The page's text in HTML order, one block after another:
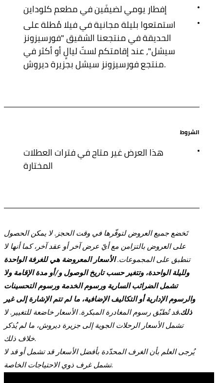
إفطار يومي لضيفَين في مطعم كلوداين
استمتعوا بليلة مجانية في فيلا مُطلة على
الحديقة في منتجعنا الشقيق "فورسيزونز
سيشل"، عند إقامتكم لستّ ليالٍ أو أكثر في
منتجع فورسيزونز سيشل بجزيرة ديروش.
الشروط
هذا العرض غير متاح في فترات العطلات
المختارة
تَخضع جميع العروض لتوفّرها في وقت الحجز. لا يمكن الحصول
على العروض بالتزامن مع أيّ عرض آخر أو عقد آخر، كما أنها لا
تنطبق على المجموعات.الأسعار المعروضة هي للغرفة الواحدة
ولليلة الواحدة، وتتغير حسب تاريخ الوصول و/أو مدة الإقامة ولا
تشمل الضرائب السارية ورسوم الخدمة ورسوم التحسينات
والرسوم الإدارية أو التكاليف الإضافية، ما لم تتم الإشارة إلى غير
ذلك.قد تُطبّق رسوم المغادرة المبكرة. الأسعار خاضعة للتغيير. لا
تشمل الأسعار الرحلات الجوية إلى جزيرة ديروش، ما لم يُذكر
خلاف ذلك.
يُرجى العلم بأن الغرف المحدّدة بأفضل الأسعار قد تشمل أو قد لا
تشمل غرف ذوي الاحتياجات الخاصة.